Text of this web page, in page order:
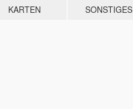
KARTEN SONSTIGES